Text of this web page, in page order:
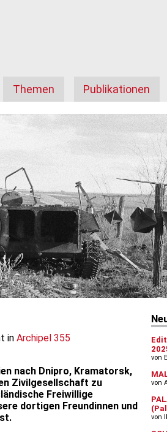
Themen Publikationen
in Archipel 355
nach Dnipro, Kramatorsk,
Zivilgesellschaft zu
Freiwillige
dortigen Freundinnen und